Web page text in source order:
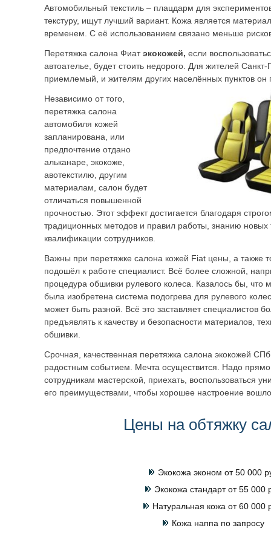
Автомобильный текстиль – плацдарм для
текстуру, ищут лучший вариант. Кожа является
временем. С её использованием связано меньше
Перетяжка салона Фиатэкокожей, если
автоателье, будет стоить недорого. Для жителей
приемлемый, и жителям других населённых пунктов он
Независимо от того,
перетяжка салона
автомобиля кожей
запланирована, или
предпочтение отдано
альканаре, экокоже,
авотекстилю, другим
материалам, салон будет
отличаться повышенной
прочностью. Этот эффект достигается благодаря
традиционных методов и правил работы, знанию новых
квалификации сотрудников.
Важны при перетяжке салона кожей Fiat цены, а также
подошёл к работе специалист. Всё более сложной,
процедура обшивки рулевого колеса. Казалось бы,
была изобретена система подогрева для рулевого
может быть разной. Всё это заставляет специалистов
предъявлять к качеству и безопасности материалов,
обшивки.
Срочная, качественная перетяжка салона экокожей
радостным событием. Мечта осуществится. Надо прямо
сотрудникам мастерской, приехать, воспользоваться
его преимуществами, чтобы хорошее настроение
Цены на обтяжку
Экокожа эконом от 50 000
Экокожа стандарт от 55 000
Натуральная кожа от 60 000
Кожа наппа по запросу